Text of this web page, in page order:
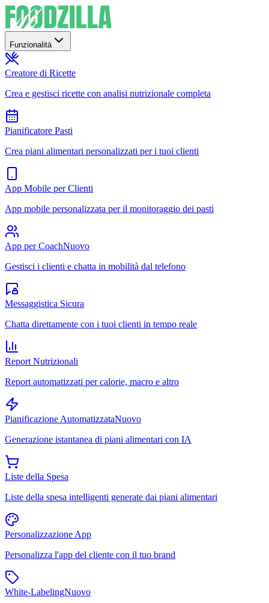
Funzionalità
Creatore di Ricette
Crea e gestisci ricette con analisi nutrizionale completa
Pianificatore Pasti
Crea piani alimentari personalizzati per i tuoi clienti
App Mobile per Clienti
App mobile personalizzata per il monitoraggio dei pasti
App per CoachNuovo
Gestisci i clienti e chatta in mobilità dal telefono
Messaggistica Sicura
Chatta direttamente con i tuoi clienti in tempo reale
Report Nutrizionali
Report automatizzati per calorie, macro e altro
Pianificazione AutomatizzataNuovo
Generazione istantanea di piani alimentari con IA
Liste della Spesa
Liste della spesa intelligenti generate dai piani alimentari
Personalizzazione App
Personalizza l'app del cliente con il tuo brand
White-LabelingNuovo